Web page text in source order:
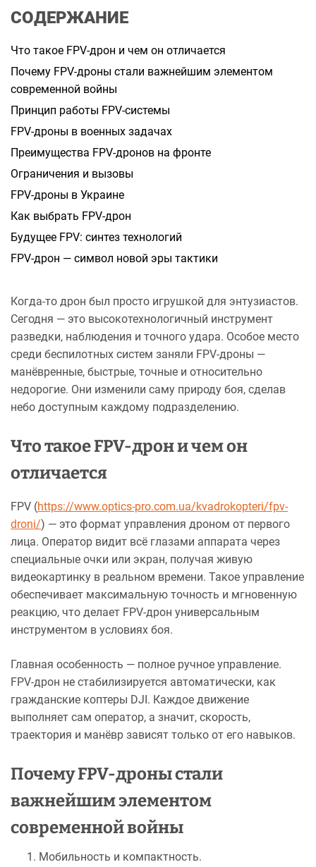
СОДЕРЖАНИЕ
Что такое FPV-дрон и чем он отличается
Почему FPV-дроны стали важнейшим элементом
современной войны
Принцип работы FPV-системы
FPV-дроны в военных задачах
Преимущества FPV-дронов на фронте
Ограничения и вызовы
FPV-дроны в Украине
Как выбрать FPV-дрон
Будущее FPV: синтез технологий
FPV-дрон — символ новой эры тактики
Когда-то дрон был просто игрушкой для энтузиастов.
Сегодня — это высокотехнологичный инструмент
разведки, наблюдения и точного удара. Особое место
среди беспилотных систем заняли FPV-дроны —
манёвренные, быстрые, точные и относительно
недорогие. Они изменили саму природу боя, сделав
небо доступным каждому подразделению.
Что такое FPV-дрон и чем он
отличается
FPV (https://www.optics-pro.com.ua/kvadrokopteri/fpv-
droni/) — это формат управления дроном от первого
лица. Оператор видит всё глазами аппарата через
специальные очки или экран, получая живую
видеокартинку в реальном времени. Такое управление
обеспечивает максимальную точность и мгновенную
реакцию, что делает FPV-дрон универсальным
инструментом в условиях боя.
Главная особенность — полное ручное управление.
FPV-дрон не стабилизируется автоматически, как
гражданские коптеры DJI. Каждое движение
выполняет сам оператор, а значит, скорость,
траектория и манёвр зависят только от его навыков.
Почему FPV-дроны стали
важнейшим элементом
современной войны
Мобильность и компактность.